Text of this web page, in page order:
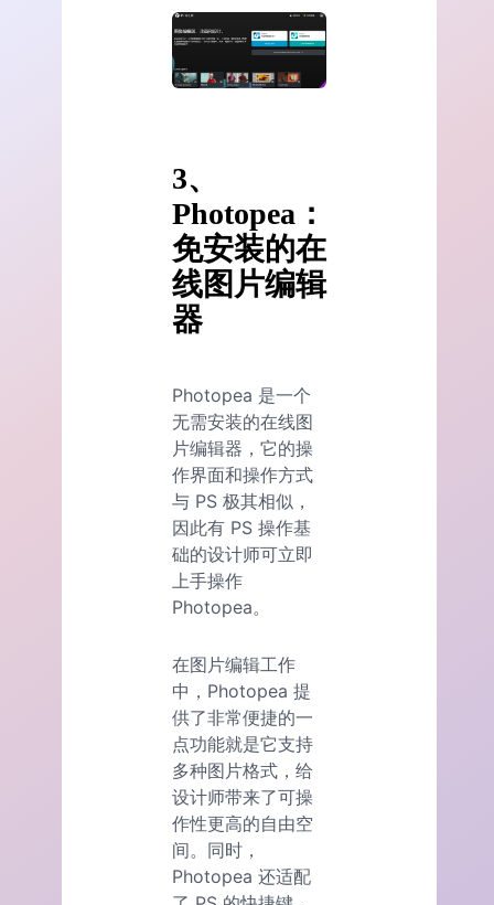
3、
Photopea：
免安装的在
线图片编辑
器
Photopea 是一个
无需安装的在线图
片编辑器，它的操
作界面和操作方式
与 PS 极其相似，
因此有 PS 操作基
础的设计师可立即
上手操作
Photopea。
在图片编辑工作
中，Photopea 提
供了非常便捷的一
点功能就是它支持
多种图片格式，给
设计师带来了可操
作性更高的自由空
间。同时，
Photopea 还适配